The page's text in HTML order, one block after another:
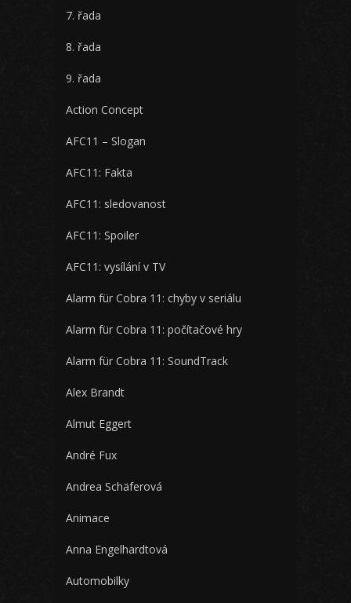
7. řada
8. řada
9. řada
Action Concept
AFC11 – Slogan
AFC11: Fakta
AFC11: sledovanost
AFC11: Spoiler
AFC11: vysílání v TV
Alarm für Cobra 11: chyby v seriálu
Alarm für Cobra 11: počítačové hry
Alarm für Cobra 11: SoundTrack
Alex Brandt
Almut Eggert
André Fux
Andrea Schäferová
Animace
Anna Engelhardtová
Automobilky